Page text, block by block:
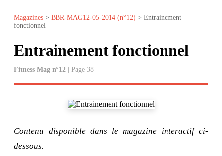
Magazines > BBR-MAG12-05-2014 (n°12) > Entrainement
fonctionnel
Entrainement fonctionnel
Fitness Mag n°12 | Page 38
Contenu disponible dans le magazine interactif ci-
dessous.